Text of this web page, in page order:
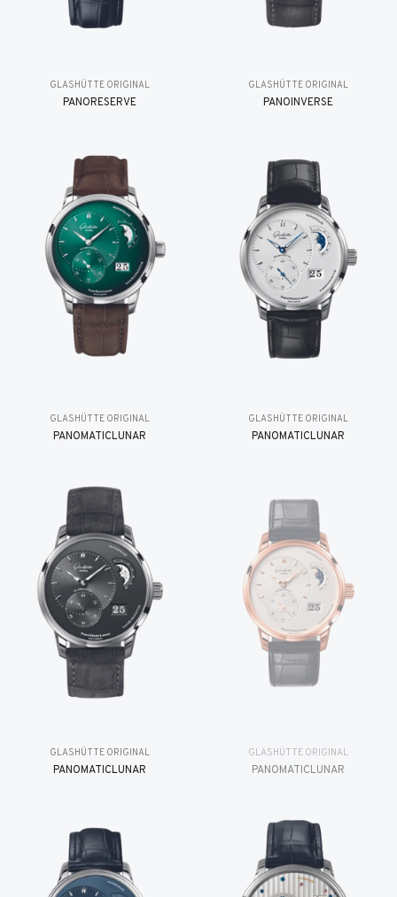
GLASHÜTTE ORIGINAL
PANORESERVE
GLASHÜTTE ORIGINAL
PANOINVERSE
GLASHÜTTE ORIGINAL
PANOMATICLUNAR
GLASHÜTTE ORIGINAL
PANOMATICLUNAR
GLASHÜTTE ORIGINAL
PANOMATICLUNAR
GLASHÜTTE ORIGINAL
PANOMATICLUNAR